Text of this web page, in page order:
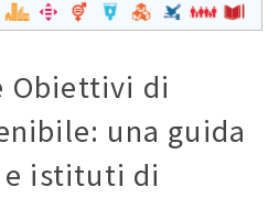
Obiettivi di
una guida
istituti di